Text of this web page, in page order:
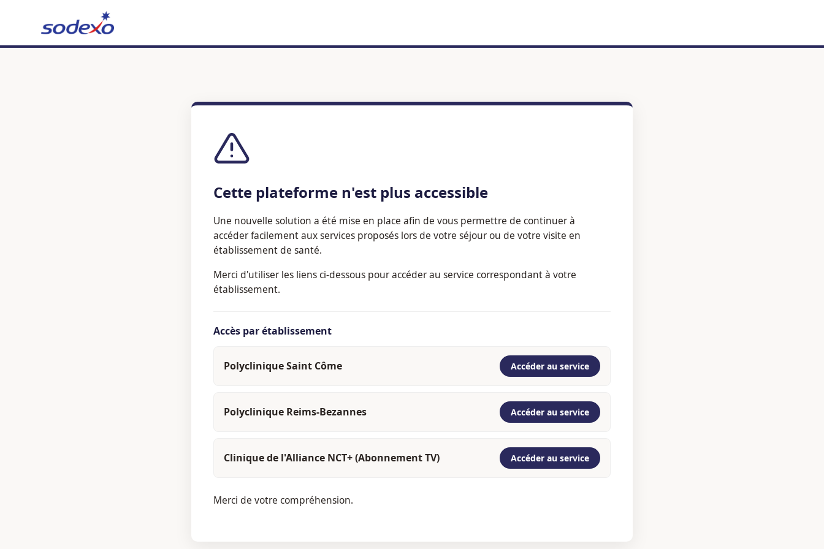
Cette plateforme n'est plus accessible
Une nouvelle solution a été mise en place afin de vous permettre de continuer à
accéder facilement aux services proposés lors de votre séjour ou de votre visite en
établissement de santé.
Merci d'utiliser les liens ci-dessous pour accéder au service correspondant à votre
établissement.
Accès par établissement
Polyclinique Saint Côme Accéder au service
Polyclinique Reims-Bezannes Accéder au service
Clinique de l'Alliance NCT+ (Abonnement TV) Accéder au service
Merci de votre compréhension.